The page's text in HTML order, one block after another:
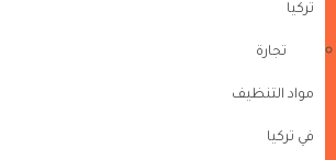
تركيا
تجارة
مواد التنظيف
في تركيا